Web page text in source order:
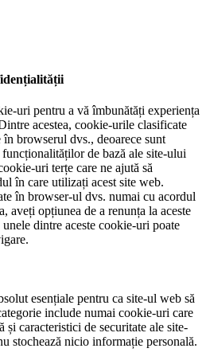
uri pentru a vă îmbunătăți experiența
acestea, cookie-urile clasificate
în browserul dvs., deoarece sunt
de bază ale site-ului
uri terțe care ne ajută să
în care utilizați acest site web.
în browser-ul dvs. numai cu acordul
aveți opțiunea de a renunța la aceste
dintre aceste cookie-uri poate
esențiale pentru ca site-ul web să
include numai cookie-uri care
și caracteristici de securitate ale site-
stochează nicio informație personală.